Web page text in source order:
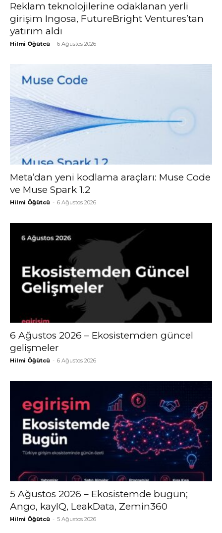
Reklam teknolojilerine odaklanan yerli
girişim Ingosa, FutureBright Ventures’tan
yatırım aldı
Hilmi Öğütcü - 6 Ağustos 2026
Meta’dan yeni kodlama araçları: Muse Code
ve Muse Spark 1.2
Hilmi Öğütcü - 6 Ağustos 2026
6 Ağustos 2026 – Ekosistemden güncel
gelişmeler
Hilmi Öğütcü - 6 Ağustos 2026
5 Ağustos 2026 – Ekosistemde bugün;
Ango, kayIQ, LeakData, Zemin360
Hilmi Öğütcü - 5 Ağustos 2026